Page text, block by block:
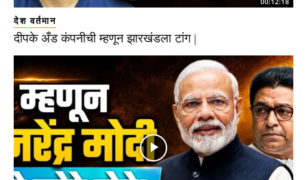
देश वर्तमान
दीपके अँड कंपनीची म्हणून झारखंडला टांग |